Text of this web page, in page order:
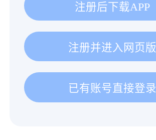
注册后下载APP
注册并进入网页版
已有账号直接登录